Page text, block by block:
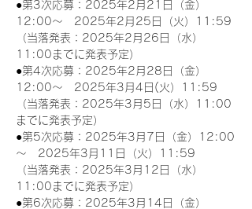
●第3次応募：2025年2月21日（金）
12:00～　2025年2月25日（火）11:59
（当落発表：2025年2月26日（水）
11:00までに発表予定）
●第4次応募：2025年2月28日（金）
12:00～　2025年3月4日(火）11:59
（当落発表：2025年3月5日（水）11:00
までに発表予定）
●第5次応募：2025年3月7日（金）12:00
～　2025年3月11日（火）11:59
（当落発表：2025年3月12日（水）
11:00までに発表予定）
●第6次応募：2025年3月14日（金）